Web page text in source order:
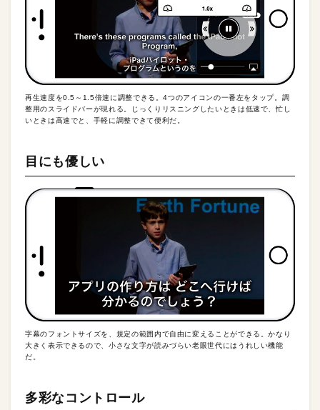
再生速度を0.5～1.5倍速に調整できる。4つのアイコンの一番左をタップ。調
整用のスライドバーが現れる。じっくりリスニングしたいときは低速で、忙し
いときは高速でと、手軽に調整できて便利だ。
目にも優しい
字幕のフォントサイズを、規定の範囲内で自由に変えることができる。かなり
大きく表示できるので、小さな文字が読みづらい老眼世代にはうれしい機能
だ。
多彩なコントロール